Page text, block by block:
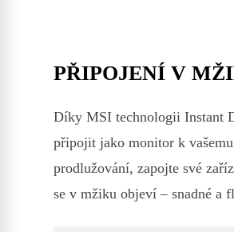
PŘIPOJENÍ V
Díky MSI technologii Instant
připojit jako monitor k
prodlužování, zapojte své
se v mžiku objeví – snadné a